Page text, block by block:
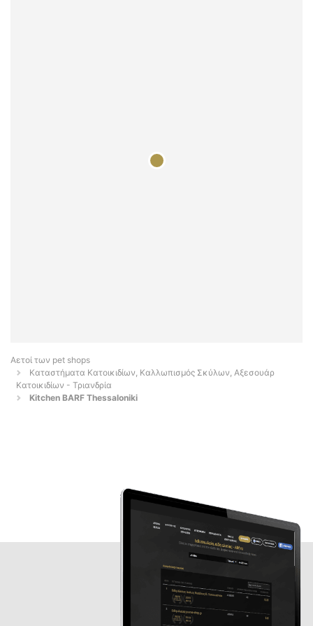
Αετοί των pet shops
Καταστήματα Κατοικιδίων, Καλλωπισμός Σκύλων, Αξεσουάρ
Κατοικιδίων - Τριανδρία
Kitchen BARF Thessaloniki